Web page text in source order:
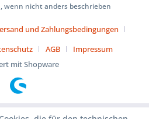
wenn nicht anders beschrieben
und Zahlungsbedingungen
AGB
Impressum
mit Shopware